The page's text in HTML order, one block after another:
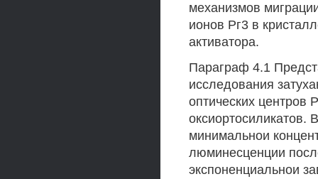
механизмов
ионов Рг3 в
активатора.
Параграф 4.1
исследования
оптических центров
минимальнои
люминесценции
экспоненциальнои